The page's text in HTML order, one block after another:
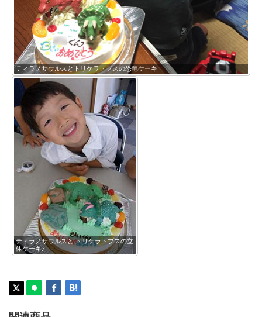
ティラノサウルスとトリケラトプスの恐竜ケーキ
ティラノサウルスと トリケラトプスの立
体ケーキ♪